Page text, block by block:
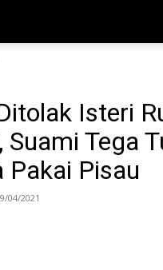
Isteri
Suami Tega
Pakai Pisau
04/2021